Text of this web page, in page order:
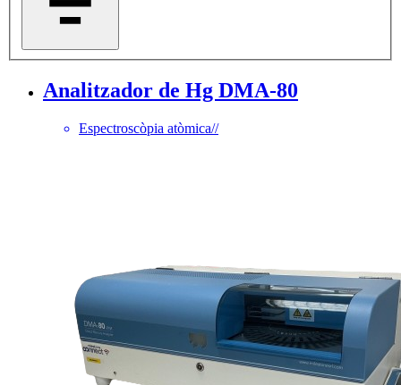
Analitzador de Hg DMA-80
Espectroscòpia atòmica//